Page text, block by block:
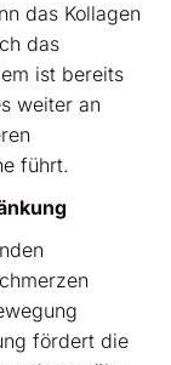
das Kollagen
das
ist bereits
weiter an
führt.
fördert die